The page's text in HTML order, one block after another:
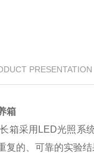
PRESENTATION
箱
箱采用LED光照系
复的、可靠的实验结